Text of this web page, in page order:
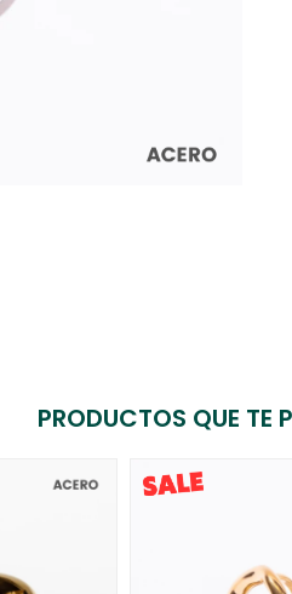
PRODUCTOS QUE TE